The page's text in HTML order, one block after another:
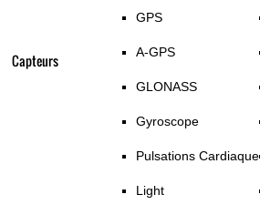
Capteurs
GPS
A-GPS
GLONASS
Gyroscope
Pulsations Cardiaque
Light